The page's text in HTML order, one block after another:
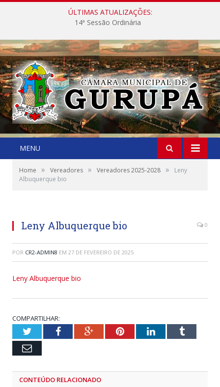
ÚLTIMAS ATUALIZAÇÕES:
14ª Sessão Ordinária
MENU
Home » Vereadores » Vereadores 2025-2028 »
Leny
Albuquerque bio
Leny Albuquerque bio 0
POR CR2-ADMIN8 EM 27 DE FEVEREIRO DE 2025
Leny Albuquerque bio
COMPARTILHAR:
TwitterFacebookGoogle+PinterestLinkedInTumblr
Email
CONTEÚDO RELACIONADO